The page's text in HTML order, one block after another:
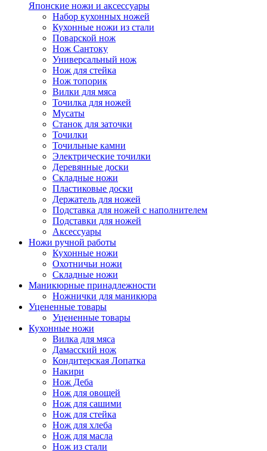
Японские ножи и аксессуары
Набор кухонных ножей
Кухонные ножи из стали
Поварской нож
Нож Сантоку
Универсальный нож
Нож для стейка
Нож топорик
Вилки для мяса
Точилка для ножей
Мусаты
Станок для заточки
Точилки
Точильные камни
Электрические точилки
Деревянные доски
Складные ножи
Пластиковые доски
Держатель для ножей
Подставка для ножей с наполнителем
Подставки для ножей
Аксессуары
Ножи ручной работы
Кухонные ножи
Охотничьи ножи
Складные ножи
Маникюрные принадлежности
Ножнички для маникюра
Уцененные товары
Уцененные товары
Кухонные ножи
Вилка для мяса
Дамасский нож
Кондитерская Лопатка
Накири
Нож Деба
Нож для овощей
Нож для сашими
Нож для стейка
Нож для хлеба
Нож для масла
Нож из стали